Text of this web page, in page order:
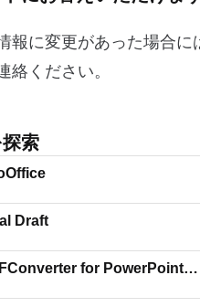
報に変更があった場合に
絡ください。
索
Draft
for PowerPoint